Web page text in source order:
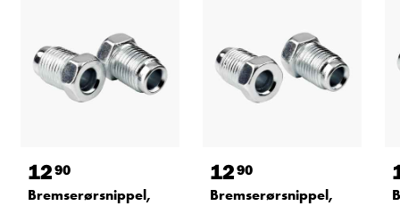
1290
Bremserørsnippel,
1290
Bremserørsnippel,